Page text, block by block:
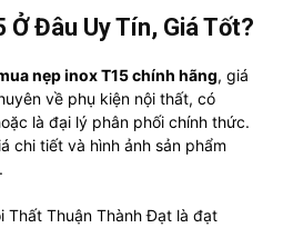
Ở Đâu Uy Tín, Giá Tốt?
nẹp inox T15 chính hãng, giá
về phụ kiện nội thất, có
là đại lý phân phối chính thức.
chi tiết và hình ảnh sản phẩm
Thất Thuận Thành Đạt là đạt